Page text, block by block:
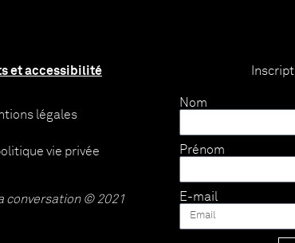
et accessibilité
légales
vie privée
conversation © 2021
Nom
Prénom
E-mail